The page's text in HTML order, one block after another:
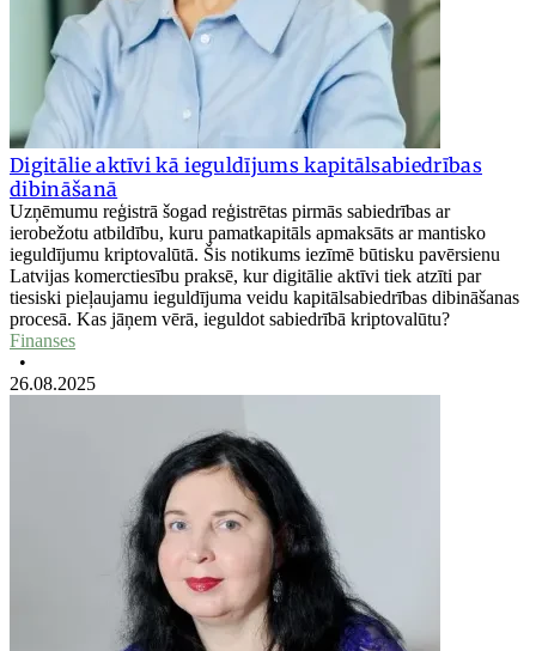
Digitālie aktīvi kā ieguldījums kapitālsabiedrības
dibināšanā
Uzņēmumu reģistrā šogad reģistrētas pirmās sabiedrības ar
ierobežotu atbildību, kuru pamatkapitāls apmaksāts ar mantisko
ieguldījumu kriptovalūtā. Šis notikums iezīmē būtisku pavērsienu
Latvijas komerctiesību praksē, kur digitālie aktīvi tiek atzīti par
tiesiski pieļaujamu ieguldījuma veidu kapitālsabiedrības dibināšanas
procesā. Kas jāņem vērā, ieguldot sabiedrībā kriptovalūtu?
Finanses
•
26.08.2025